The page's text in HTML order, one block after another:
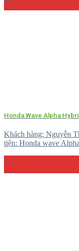
Honda Wave Alpha
Khách hàng: Nguyễn
tiện: Honda wave